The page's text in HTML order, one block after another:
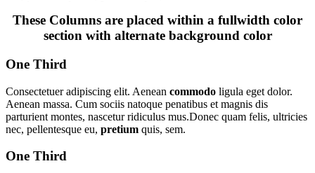
These Columns are placed within a fullwidth color
section with alternate background color
One Third
Consectetuer adipiscing elit. Aenean commodo ligula eget dolor.
Aenean massa. Cum sociis natoque penatibus et magnis dis
parturient montes, nascetur ridiculus mus.Donec quam felis, ultricies
nec, pellentesque eu, pretium quis, sem.
One Third